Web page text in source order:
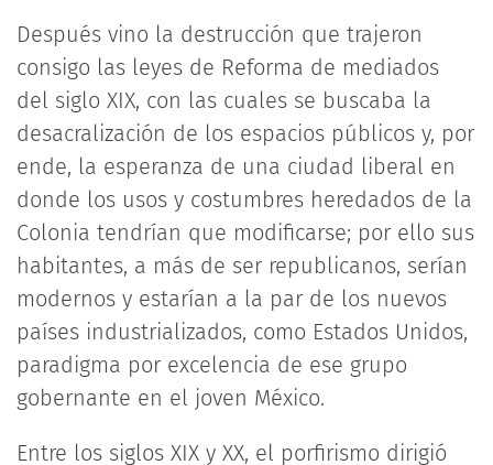
Después vino la destrucción que trajeron
consigo las leyes de Reforma de mediados
del siglo XIX, con las cuales se buscaba la
desacralización de los espacios públicos y, por
ende, la esperanza de una ciudad liberal en
donde los usos y costumbres heredados de la
Colonia tendrían que modificarse; por ello sus
habitantes, a más de ser republicanos, serían
modernos y estarían a la par de los nuevos
países industrializados, como Estados Unidos,
paradigma por excelencia de ese grupo
gobernante en el joven México.
Entre los siglos XIX y XX, el porfirismo dirigió